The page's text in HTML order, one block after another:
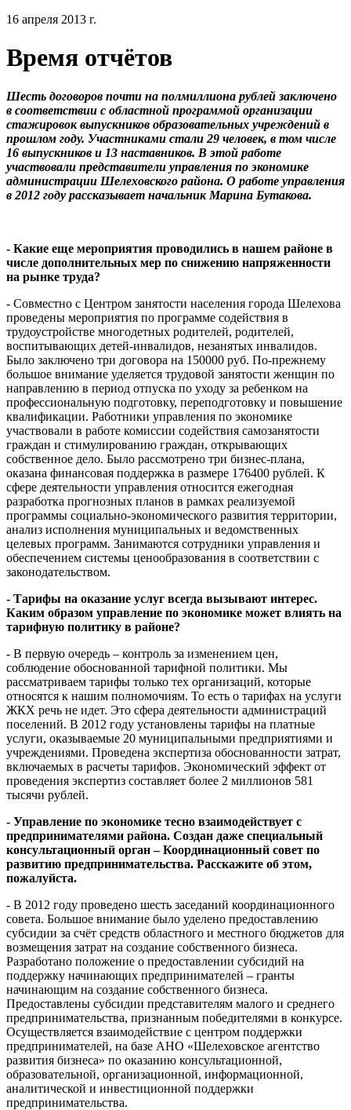
16 апреля 2013 г.
Время отчётов
Шесть договоров почти на полмиллиона рублей заключено
в соответствии с областной программой организации
стажировок выпускников образовательных учреждений в
прошлом году. Участниками стали 29 человек, в том числе
16 выпускников и 13 наставников. В этой работе
участвовали представители управления по экономике
администрации Шелеховского района. О работе управления
в 2012 году рассказывает начальник Марина Бутакова.
- Какие еще мероприятия проводились в нашем районе в
числе дополнительных мер по снижению напряженности
на рынке труда?
- Совместно с Центром занятости населения города Шелехова
проведены мероприятия по программе содействия в
трудоустройстве многодетных родителей, родителей,
воспитывающих детей-инвалидов, незанятых инвалидов.
Было заключено три договора на 150000 руб. По-прежнему
большое внимание уделяется трудовой занятости женщин по
направлению в период отпуска по уходу за ребенком на
профессиональную подготовку, переподготовку и повышение
квалификации. Работники управления по экономике
участвовали в работе комиссии содействия самозанятости
граждан и стимулированию граждан, открывающих
собственное дело. Было рассмотрено три бизнес-плана,
оказана финансовая поддержка в размере 176400 рублей. К
сфере деятельности управления относится ежегодная
разработка прогнозных планов в рамках реализуемой
программы социально-экономического развития территории,
анализ исполнения муниципальных и ведомственных
целевых программ. Занимаются сотрудники управления и
обеспечением системы ценообразования в соответствии с
законодательством.
- Тарифы на оказание услуг всегда вызывают интерес.
Каким образом управление по экономике может влиять на
тарифную политику в районе?
- В первую очередь – контроль за изменением цен,
соблюдение обоснованной тарифной политики. Мы
рассматриваем тарифы только тех организаций, которые
относятся к нашим полномочиям. То есть о тарифах на услуги
ЖКХ речь не идет. Это сфера деятельности администраций
поселений. В 2012 году установлены тарифы на платные
услуги, оказываемые 20 муниципальными предприятиями и
учреждениями. Проведена экспертиза обоснованности затрат,
включаемых в расчеты тарифов. Экономический эффект от
проведения экспертиз составляет более 2 миллионов 581
тысячи рублей.
- Управление по экономике тесно взаимодействует с
предпринимателями района. Создан даже специальный
консультационный орган – Координационный совет по
развитию предпринимательства. Расскажите об этом,
пожалуйста.
- В 2012 году проведено шесть заседаний координационного
совета. Большое внимание было уделено предоставлению
субсидии за счёт средств областного и местного бюджетов для
возмещения затрат на создание собственного бизнеса.
Разработано положение о предоставлении субсидий на
поддержку начинающих предпринимателей – гранты
начинающим на создание собственного бизнеса.
Предоставлены субсидии представителям малого и среднего
предпринимательства, признанным победителями в конкурсе.
Осуществляется взаимодействие с центром поддержки
предпринимателей, на базе АНО «Шелеховское агентство
развития бизнеса» по оказанию консультационной,
образовательной, организационной, информационной,
аналитической и инвестиционной поддержки
предпринимательства.